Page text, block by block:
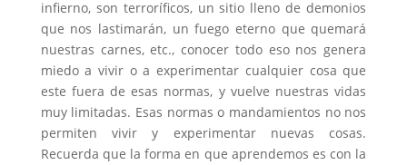
infierno, son terroríficos, un sitio lleno de demonios
que nos lastimarán, un fuego eterno que quemará
nuestras carnes, etc., conocer todo eso nos genera
miedo a vivir o a experimentar cualquier cosa que
este fuera de esas normas, y vuelve nuestras vidas
muy limitadas. Esas normas o mandamientos no nos
permiten vivir y experimentar nuevas cosas.
Recuerda que la forma en que aprendemos es con la